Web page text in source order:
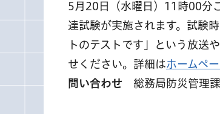
5月20日（水曜日）11時00分
達試験が実施されます。試験
トのテストです」という放送
せください。詳細はホームペ
問い合わせ 総務局防災管理